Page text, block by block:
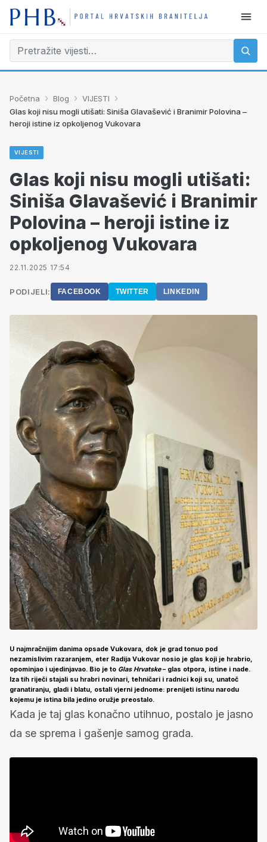
Početna › Blog › VIJESTI ›
Glas koji nisu mogli utišati: Siniša Glavašević i Branimir Polovina –
heroji istine iz opkoljenog Vukovara
VIJESTI
Glas koji nisu mogli utišati:
Siniša Glavašević i Branimir
Polovina – heroji istine iz
opkoljenog Vukovara
22.11.2025 17:54
PODIJELI: FACEBOOK TWITTER LINKEDIN
U najmračnijim danima opsade Vukovara, dok je grad tonuo pod
nezamislivim razaranjem, eter Radija Vukovar nosio je glas koji je hrabrio,
opominjao i ujedinjavao. Bio je to Glas Hrvatske– glas otpora, istine i nade.
Iza tih riječi stajali su hrabri novinari, tehničari i radnici koji su, unatoč
granatiranju, gladi i blatu, ostali vjerni jednome: prenijeti istinu narodu
kojemu je istina bila jedino oružje preostalo.
Kada je taj glas konačno utihnuo, postalo je jasno
da se sprema i gašenje samog grada.